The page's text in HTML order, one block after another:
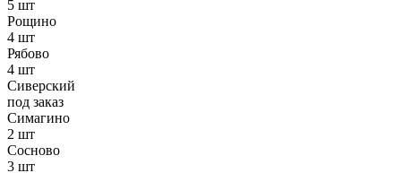
5 шт
Рощино
4 шт
Рябово
4 шт
Сиверский
под заказ
Симагино
2 шт
Сосново
3 шт